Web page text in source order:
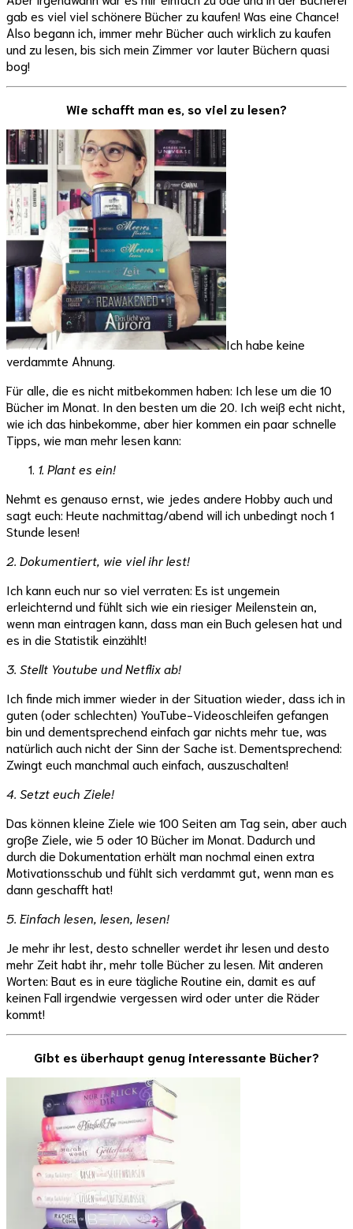
gab es viel viel schönere Bücher zu kaufen! Was eine Chance!
Also begann ich, immer mehr Bücher auch wirklich zu kaufen
und zu lesen, bis sich mein Zimmer vor lauter Büchern quasi
bog!
Wie schafft man es, so viel zu lesen?
Ich habe keine
verdammte Ahnung.
Für alle, die es nicht mitbekommen haben: Ich lese um die 10
Bücher im Monat. In den besten um die 20. Ich weiß echt nicht,
wie ich das hinbekomme, aber hier kommen ein paar schnelle
Tipps, wie man mehr lesen kann:
1. Plant es ein!
Nehmt es genauso ernst, wie jedes andere Hobby auch und
sagt euch: Heute nachmittag/abend will ich unbedingt noch 1
Stunde lesen!
2. Dokumentiert, wie viel ihr lest!
Ich kann euch nur so viel verraten: Es ist ungemein
erleichternd und fühlt sich wie ein riesiger Meilenstein an,
wenn man eintragen kann, dass man ein Buch gelesen hat und
es in die Statistik einzählt!
3. Stellt Youtube und Netflix ab!
Ich finde mich immer wieder in der Situation wieder, dass ich in
guten (oder schlechten) YouTube-Videoschleifen gefangen
bin und dementsprechend einfach gar nichts mehr tue, was
natürlich auch nicht der Sinn der Sache ist. Dementsprechend:
Zwingt euch manchmal auch einfach, auszuschalten!
4. Setzt euch Ziele!
Das können kleine Ziele wie 100 Seiten am Tag sein, aber auch
große Ziele, wie 5 oder 10 Bücher im Monat. Dadurch und
durch die Dokumentation erhält man nochmal einen extra
Motivationsschub und fühlt sich verdammt gut, wenn man es
dann geschafft hat!
5. Einfach lesen, lesen, lesen!
Je mehr ihr lest, desto schneller werdet ihr lesen und desto
mehr Zeit habt ihr, mehr tolle Bücher zu lesen. Mit anderen
Worten: Baut es in eure tägliche Routine ein, damit es auf
keinen Fall irgendwie vergessen wird oder unter die Räder
kommt!
Gibt es überhaupt genug interessante Bücher?